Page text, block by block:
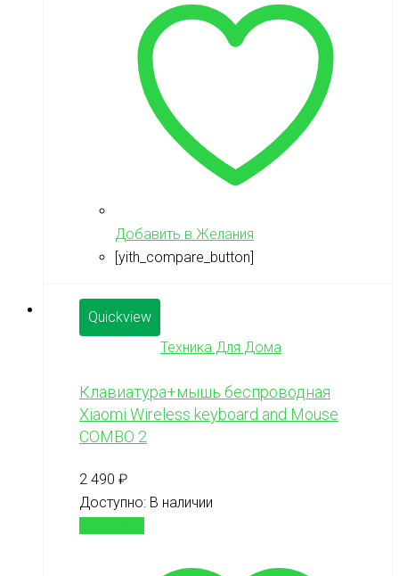
Добавить в Желания
[yith_compare_button]
Quickview
Техника Для Дома
Клавиатура+мышь беспроводная
Xiaomi Wireless keyboard and Mouse
COMBO 2
2 490 ₽
Доступно: В наличии